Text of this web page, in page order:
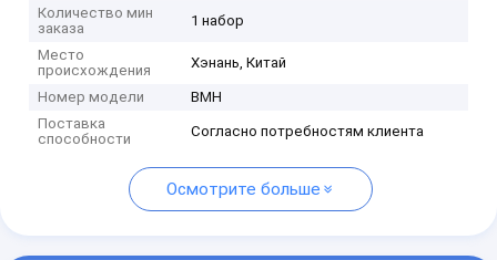
Количество мин
заказа
1 набор
Место
происхождения
Хэнань, Китай
Номер модели
BMH
Поставка
способности
Согласно потребностям клиента
Осмотрите больше